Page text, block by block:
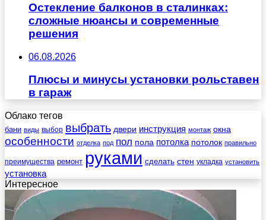
Остекление балконов в сталинках:
сложные нюансы и современные
решения
06.08.2026
Плюсы и минусы установки рольставен
в гараж
Облако тегов
бани виды выбор выбрать двери инструкция монтаж окна
особенности отделка под пол пола потолка потолок правильно
преимущества ремонт руками сделать стен укладка установить
установка
Интересное